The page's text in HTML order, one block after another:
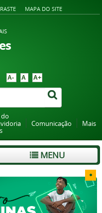
MAPA DO SITE
A- A A+
Comunicação
Mais
MENU